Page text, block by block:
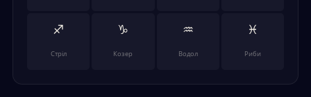
♐
Стріл
♑
Козер
♒
Водол
♓
Риби